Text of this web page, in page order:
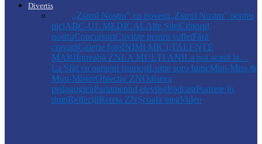
Divertis
,,Ziarul Nostru” cu povești„Ziarul Nostru” pentru
piciABC-UL MEDICALAlte ȘtiriCititorul
nostruConcursuriCuvinte pentru sufletFără
cravatăGalerie fotoINIMI MICI,TALENTE
MARIÎntreabă ZNLA MULŢI ANILa noi acasă la…
La Sfat cu oameni frumoșiLume soro lumeMini-Miss &
Mini-MisterObiectiv ZNOdiseea
pedagogicăParlamentul elevilorPodcastPortrete în
timpReflecțiiReteta ZNȘcoala meaVideo